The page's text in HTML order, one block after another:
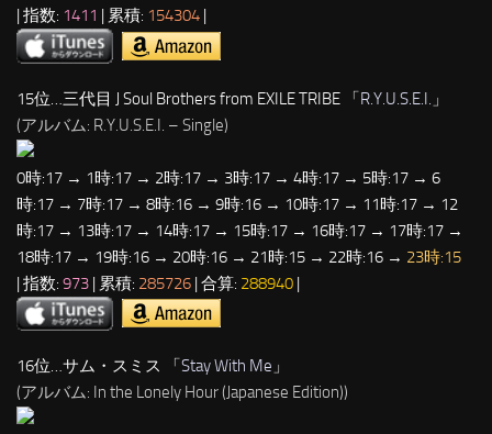
| 指数: 1411 | 累積: 154304 |
15位…三代目 J Soul Brothers from EXILE TRIBE 「R.Y.U.S.E.I. 」
(アルバム: R.Y.U.S.E.I. – Single)
0時:17 → 1時:17 → 2時:17 → 3時:17 → 4時:17 → 5時:17 → 6
時:17 → 7時:17 → 8時:16 → 9時:16 → 10時:17 → 11時:17 → 12
時:17 → 13時:17 → 14時:17 → 15時:17 → 16時:17 → 17時:17 →
18時:17 → 19時:16 → 20時:16 → 21時:15 → 22時:16 → 23時:15
| 指数: 973 | 累積: 285726 | 合算: 288940 |
16位…サム・スミス 「 Stay With Me 」
(アルバム: In the Lonely Hour (Japanese Edition))